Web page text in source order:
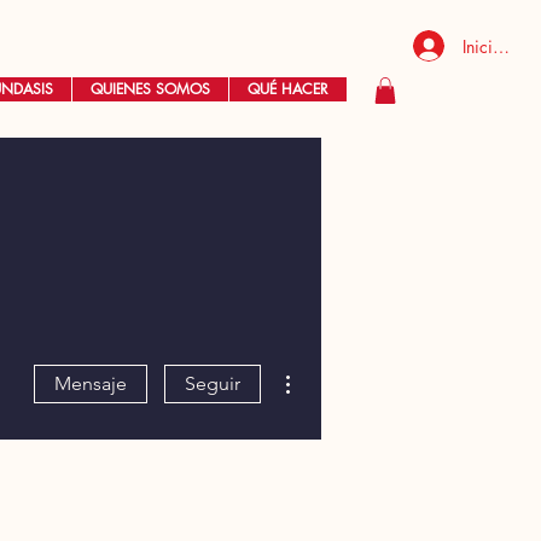
QUIENES SOMOS QUÉ HACER
Iniciar
Mensaje Seguir